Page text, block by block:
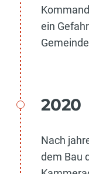
ein
2020
Nach
dem Bau